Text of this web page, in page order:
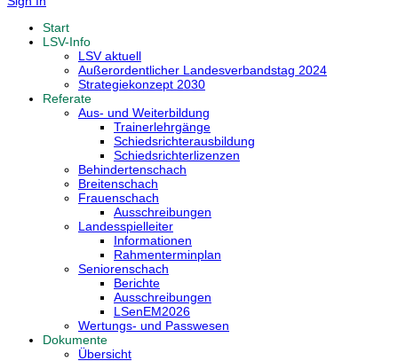
Start
LSV-Info
LSV aktuell
Außerordentlicher Landesverbandstag 2024
Strategiekonzept 2030
Referate
Aus- und Weiterbildung
Trainerlehrgänge
Schiedsrichterausbildung
Schiedsrichterlizenzen
Behindertenschach
Breitenschach
Frauenschach
Ausschreibungen
Landesspielleiter
Informationen
Rahmenterminplan
Seniorenschach
Berichte
Ausschreibungen
LSenEM2026
Wertungs- und Passwesen
Dokumente
Übersicht